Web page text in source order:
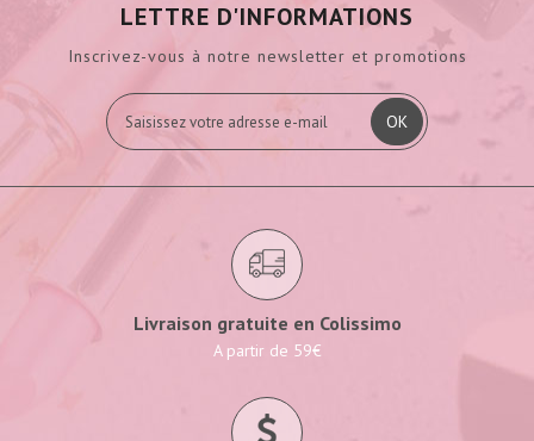
LETTRE D'INFORMATIONS
Inscrivez-vous à notre newsletter et promotions
OK
Livraison gratuite en Colissimo
A partir de 59€